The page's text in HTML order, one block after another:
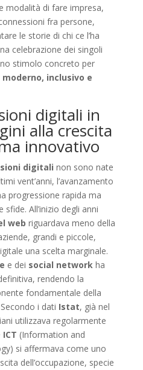
modalità di fare impresa,
fra persone,
le storie di chi ce l’ha
celebrazione dei singoli
stimolo concreto per
inclusivo e
digitali in
alla crescita
innovativo
digitali non sono nate
vent’anni, l’avanzamento
progressione rapida ma
All’inizio degli anni
web riguardava meno della
grandi e piccole,
una scelta marginale.
e dei social networkha
rendendo la
fondamentale della
i dati Istat, già nel
utilizzava regolarmente
ICT (Information and
si affermava come uno
dell’occupazione, specie